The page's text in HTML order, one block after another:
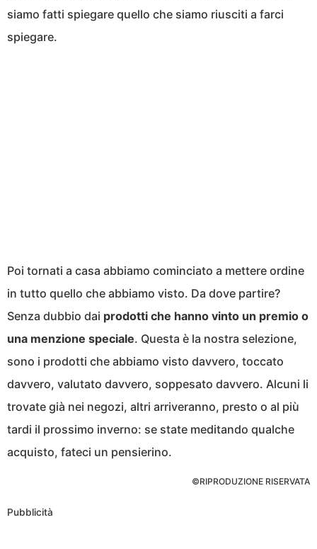
siamo fatti spiegare quello che siamo riusciti a farci
spiegare.
Poi tornati a casa abbiamo cominciato a mettere ordine
in tutto quello che abbiamo visto. Da dove partire?
Senza dubbio dai prodotti che hanno vinto un premio o
una menzione speciale. Questa è la nostra selezione,
sono i prodotti che abbiamo visto davvero, toccato
davvero, valutato davvero, soppesato davvero. Alcuni li
trovate già nei negozi, altri arriveranno, presto o al più
tardi il prossimo inverno: se state meditando qualche
acquisto, fateci un pensierino.
©RIPRODUZIONE RISERVATA
Pubblicità